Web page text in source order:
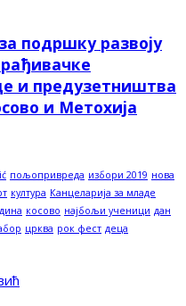
подршку развоју
и предузетништва
и Метохија
пољопривреда избори 2019 нова
култура Канцеларија за младе
косово најбољи ученици дан
црква рок фест деца